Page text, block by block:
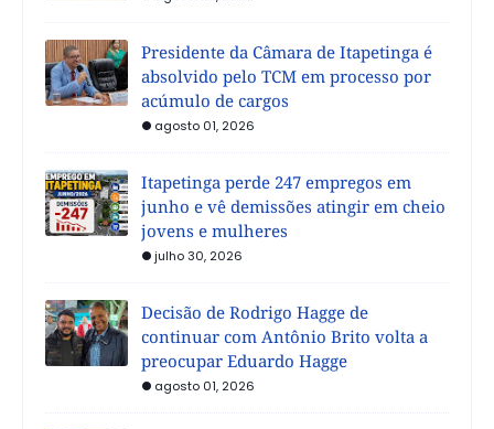
Presidente da Câmara de Itapetinga é
absolvido pelo TCM em processo por
acúmulo de cargos
agosto 01, 2026
Itapetinga perde 247 empregos em
junho e vê demissões atingir em cheio
jovens e mulheres
julho 30, 2026
Decisão de Rodrigo Hagge de
continuar com Antônio Brito volta a
preocupar Eduardo Hagge
agosto 01, 2026